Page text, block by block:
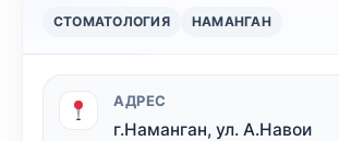
СТОМАТОЛОГИЯ НАМАНГАН
АДРЕС
г.Наманган, ул. А.Навои